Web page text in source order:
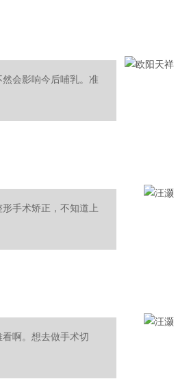
会影响今后哺乳。准
手术矫正，不知道上
啊。想去做手术切